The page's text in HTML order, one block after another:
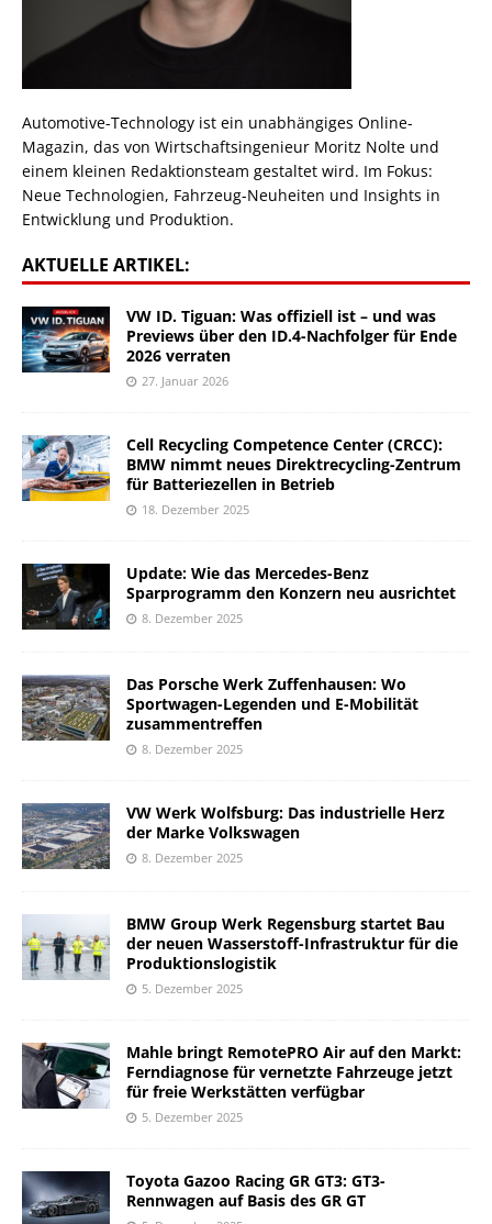
Automotive-Technology ist ein unabhängiges Online-
Magazin, das von Wirtschaftsingenieur Moritz Nolte und
einem kleinen Redaktionsteam gestaltet wird. Im Fokus:
Neue Technologien, Fahrzeug-Neuheiten und Insights in
Entwicklung und Produktion.
AKTUELLE ARTIKEL:
VW ID. Tiguan: Was offiziell ist – und was
Previews über den ID.4-Nachfolger für Ende
2026 verraten
27. Januar 2026
Cell Recycling Competence Center (CRCC):
BMW nimmt neues Direktrecycling-Zentrum
für Batteriezellen in Betrieb
18. Dezember 2025
Update: Wie das Mercedes-Benz
Sparprogramm den Konzern neu ausrichtet
8. Dezember 2025
Das Porsche Werk Zuffenhausen: Wo
Sportwagen-Legenden und E-Mobilität
zusammentreffen
8. Dezember 2025
VW Werk Wolfsburg: Das industrielle Herz
der Marke Volkswagen
8. Dezember 2025
BMW Group Werk Regensburg startet Bau
der neuen Wasserstoff-Infrastruktur für die
Produktionslogistik
5. Dezember 2025
Mahle bringt RemotePRO Air auf den Markt:
Ferndiagnose für vernetzte Fahrzeuge jetzt
für freie Werkstätten verfügbar
5. Dezember 2025
Toyota Gazoo Racing GR GT3: GT3-
Rennwagen auf Basis des GR GT